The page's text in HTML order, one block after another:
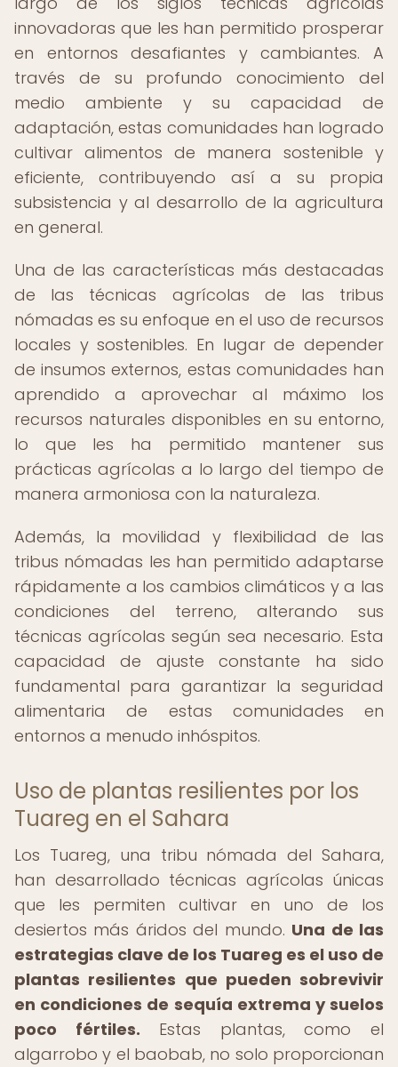
innovadoras que les han permitido prosperar
en entornos desafiantes y cambiantes. A
través de su profundo conocimiento del
medio ambiente y su capacidad de
adaptación, estas comunidades han logrado
cultivar alimentos de manera sostenible y
eficiente, contribuyendo así a su propia
subsistencia y al desarrollo de la agricultura
en general.
Una de las características más destacadas
de las técnicas agrícolas de las tribus
nómadas es su enfoque en el uso de recursos
locales y sostenibles. En lugar de depender
de insumos externos, estas comunidades han
aprendido a aprovechar al máximo los
recursos naturales disponibles en su entorno,
lo que les ha permitido mantener sus
prácticas agrícolas a lo largo del tiempo de
manera armoniosa con la naturaleza.
Además, la movilidad y flexibilidad de las
tribus nómadas les han permitido adaptarse
rápidamente a los cambios climáticos y a las
condiciones del terreno, alterando sus
técnicas agrícolas según sea necesario. Esta
capacidad de ajuste constante ha sido
fundamental para garantizar la seguridad
alimentaria de estas comunidades en
entornos a menudo inhóspitos.
Uso de plantas resilientes por los
Tuareg en el Sahara
Los Tuareg, una tribu nómada del Sahara,
han desarrollado técnicas agrícolas únicas
que les permiten cultivar en uno de los
desiertos más áridos del mundo. Una de las
estrategias clave de los Tuareg es el uso de
plantas resilientes que pueden sobrevivir
en condiciones de sequía extrema y suelos
poco fértiles. Estas plantas, como el
algarrobo y el baobab, no solo proporcionan